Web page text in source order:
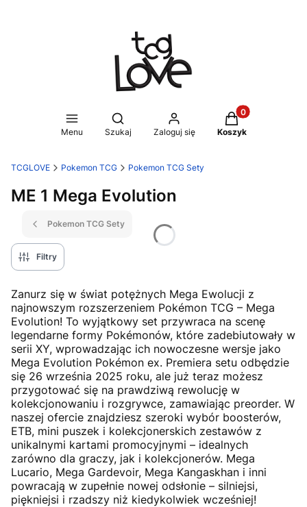
Menu
Otwórz wyszukiwarkę
Szukaj Zaloguj się
Produkty w
Koszyk
TCGLOVE Pokemon TCG Pokemon TCG Sety
ME 1 Mega Evolution
Pokemon TCG Sety
Filtry
Zanurz się w świat potężnych Mega Ewolucji z
najnowszym rozszerzeniem Pokémon TCG – Mega
Evolution! To wyjątkowy set przywraca na scenę
legendarne formy Pokémonów, które zadebiutowały w
serii XY, wprowadzając ich nowoczesne wersje jako
Mega Evolution Pokémon ex. Premiera setu odbędzie
się 26 września 2025 roku, ale już teraz możesz
przygotować się na prawdziwą rewolucję w
kolekcjonowaniu i rozgrywce, zamawiając preorder. W
naszej ofercie znajdziesz szeroki wybór boosterów,
ETB, mini puszek i kolekcjonerskich zestawów z
unikalnymi kartami promocyjnymi – idealnych
zarówno dla graczy, jak i kolekcjonerów. Mega
Lucario, Mega Gardevoir, Mega Kangaskhan i inni
powracają w zupełnie nowej odsłonie – silniejsi,
piękniejsi i rzadszy niż kiedykolwiek wcześniej!